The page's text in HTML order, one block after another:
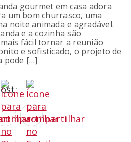
gourmet em casa adora
um bom churrasco, uma
noite animada e agradável.
e a cozinha são
fácil tornar a reunião
e sofisticado, o projeto de
pode […]